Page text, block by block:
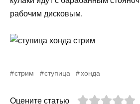
рабочим дисковым.
стрим ступица хонда
Оцените статью